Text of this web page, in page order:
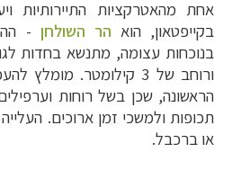
אחת מהאטרקציות התיירותיות
בקייפטאון, הוא הר השולחן -
ורוחב של 3 קילומטר.
הראשונה, שכן בשל רוחות
תכופות ולמשכי זמן ארוכים.
או ברכבל.